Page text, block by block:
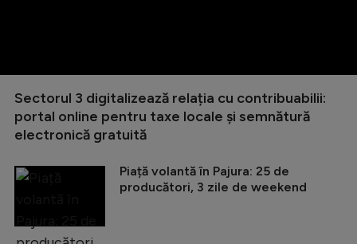
Sectorul 3 digitalizează relația cu contribuabilii:
portal online pentru taxe locale și semnătură
electronică gratuită
Piață volantă în Pajura: 25 de
producători, 3 zile de weekend